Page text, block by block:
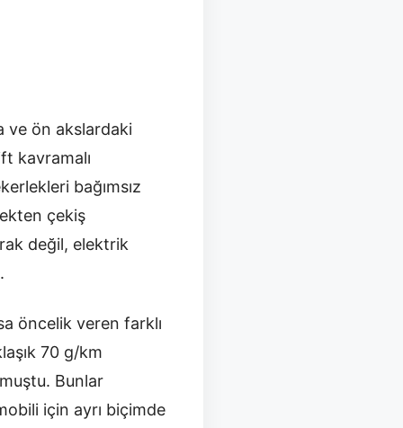
ve ön akslardaki
kavramalı
bağımsız
çekiş
değil, elektrik
öncelik veren farklı
70 g/km
Bunlar
için ayrı biçimde